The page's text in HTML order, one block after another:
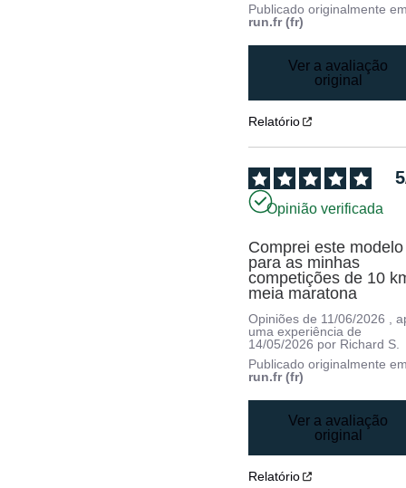
Publicado originalmente
run.fr (fr)
Ver a avaliação
original
Relatório
5
Opinião verificada
Comprei este modelo
para as minhas
competições de 10
meia maratona
Opiniões de 11/06/2026 ,
uma experiência de
14/05/2026 por Richard S.
Publicado originalmente
run.fr (fr)
Ver a avaliação
original
Relatório